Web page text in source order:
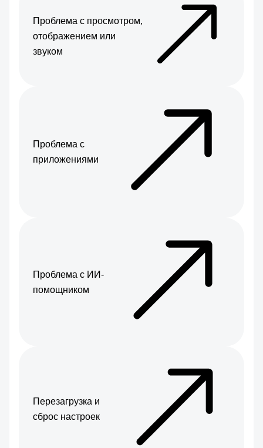
Проблема с просмотром,
отображением или
звуком
Проблема с
приложениями
Проблема с ИИ-
помощником
Перезагрузка и
сброс настроек